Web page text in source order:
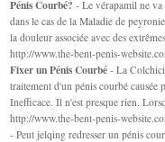
Pénis Courbé? - Le vérapamil ne va
dans le cas de la Maladie de
la douleur associée avec des
http://www.the-bent-penis-
Fixer un Pénis Courbé - La
traitement d'un pénis courbé causée
Inefficace. Il n'est presque rien.
http://www.the-bent-penis-
- Peut jelqing redresser un pénis